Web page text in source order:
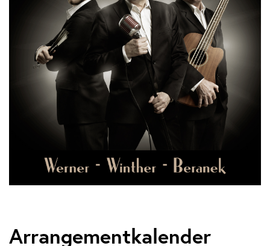
Arrangementkalender